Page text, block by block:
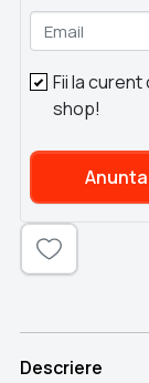
Email
Fii la
shop!
Descriere